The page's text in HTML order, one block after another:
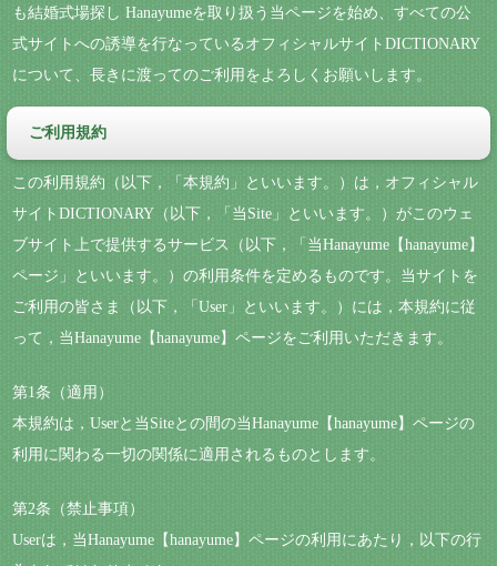
も結婚式場探し Hanayumeを取り扱う当ページを始め、すべての公
式サイトへの誘導を行なっているオフィシャルサイトDICTIONARY
について、長きに渡ってのご利用をよろしくお願いします。
ご利用規約
この利用規約（以下，「本規約」といいます。）は，オフィシャル
サイトDICTIONARY（以下，「当Site」といいます。）がこのウェ
ブサイト上で提供するサービス（以下，「当Hanayume【hanayume】
ページ」といいます。）の利用条件を定めるものです。当サイトを
ご利用の皆さま（以下，「User」といいます。）には，本規約に従
って，当Hanayume【hanayume】ページをご利用いただきます。
第1条（適用）
本規約は，Userと当Siteとの間の当Hanayume【hanayume】ページの
利用に関わる一切の関係に適用されるものとします。
第2条（禁止事項）
Userは，当Hanayume【hanayume】ページの利用にあたり，以下の行